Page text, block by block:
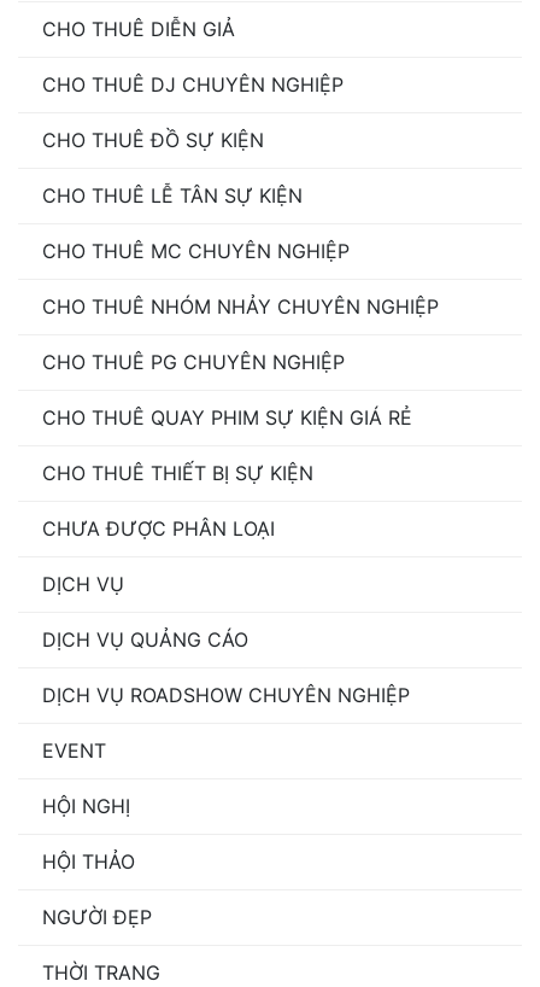
CHO THUÊ DIỄN GIẢ
CHO THUÊ DJ CHUYÊN NGHIỆP
CHO THUÊ ĐỒ SỰ KIỆN
CHO THUÊ LỄ TÂN SỰ KIỆN
CHO THUÊ MC CHUYÊN NGHIỆP
CHO THUÊ NHÓM NHẢY CHUYÊN NGHIỆP
CHO THUÊ PG CHUYÊN NGHIỆP
CHO THUÊ QUAY PHIM SỰ KIỆN GIÁ RẺ
CHO THUÊ THIẾT BỊ SỰ KIỆN
CHƯA ĐƯỢC PHÂN LOẠI
DỊCH VỤ
DỊCH VỤ QUẢNG CÁO
DỊCH VỤ ROADSHOW CHUYÊN NGHIỆP
EVENT
HỘI NGHỊ
HỘI THẢO
NGƯỜI ĐẸP
THỜI TRANG